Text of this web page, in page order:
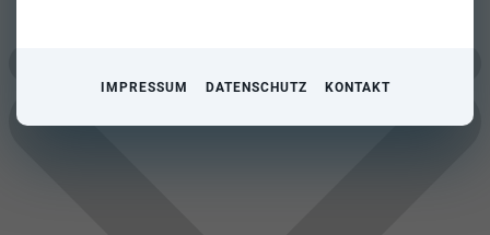
IMPRESSUM DATENSCHUTZ KONTAKT